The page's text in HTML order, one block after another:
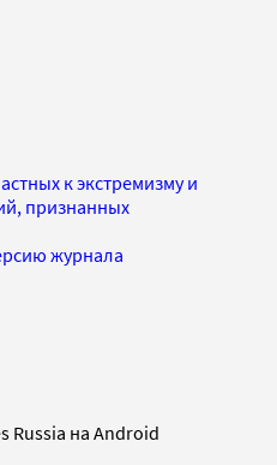
к экстремизму и
признанных
журнала
Russia на Android